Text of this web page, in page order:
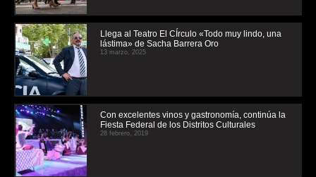
Llega al Teatro El CÍrculo «Todo muy lindo, una
lástima» de Sacha Barrera Oro
13 marzo, 2025
Con excelentes vinos y gastronomía, continúa la
Fiesta Federal de los Distritos Culturales
28 febrero, 2019